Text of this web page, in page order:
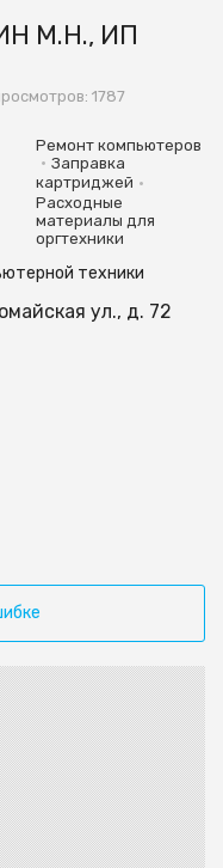
М.Н., ИП
1787
Ремонт компьютеров
• Заправка
картриджей •
Расходные
материалы для
оргтехники
техники
ул., д. 72